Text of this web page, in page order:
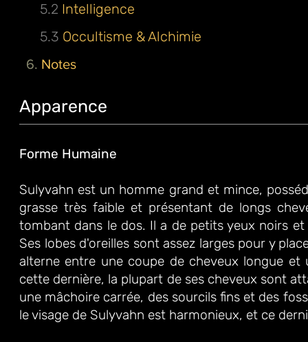
5.2 Intelligence
5.3 Occultisme & Alchimie
6. Notes
Apparence
Forme Humaine
Sulyvahn est un homme grand et mince,
grasse très faible et présentant de longs
tombant dans le dos. Il a de petits yeux noirs
Ses lobes d'oreilles sont assez larges pour y
alterne entre une coupe de cheveux longue
cette dernière, la plupart de ses cheveux sont
une mâchoire carrée, des sourcils fins et des
le visage de Sulyvahn est harmonieux, et ce